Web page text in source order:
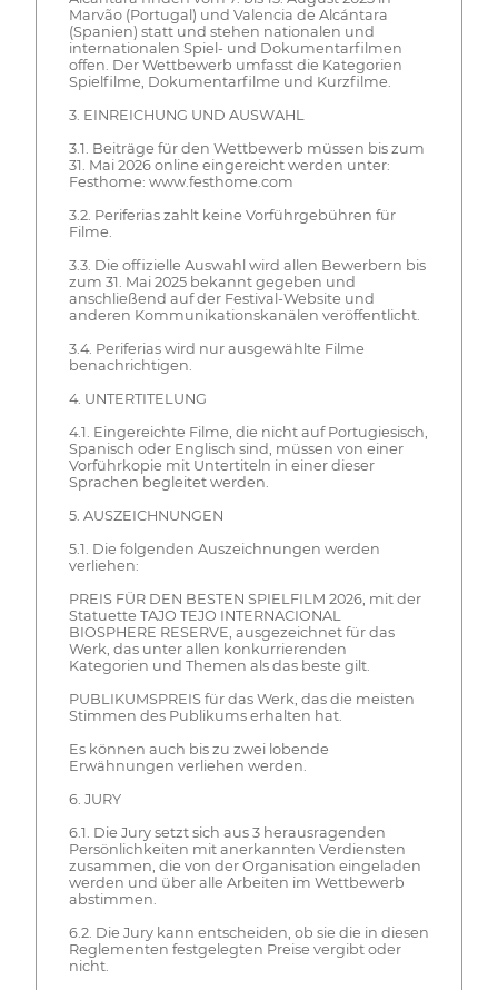
Marvão (Portugal) und Valencia de Alcántara
(Spanien) statt und stehen nationalen und
internationalen Spiel- und Dokumentarfilmen
offen. Der Wettbewerb umfasst die Kategorien
Spielfilme, Dokumentarfilme und Kurzfilme.
3. EINREICHUNG UND AUSWAHL
3.1. Beiträge für den Wettbewerb müssen bis zum
31. Mai 2026 online eingereicht werden unter:
Festhome: www.festhome.com
3.2. Periferias zahlt keine Vorführgebühren für
Filme.
3.3. Die offizielle Auswahl wird allen Bewerbern bis
zum 31. Mai 2025 bekannt gegeben und
anschließend auf der Festival-Website und
anderen Kommunikationskanälen veröffentlicht.
3.4. Periferias wird nur ausgewählte Filme
benachrichtigen.
4. UNTERTITELUNG
4.1. Eingereichte Filme, die nicht auf Portugiesisch,
Spanisch oder Englisch sind, müssen von einer
Vorführkopie mit Untertiteln in einer dieser
Sprachen begleitet werden.
5. AUSZEICHNUNGEN
5.1. Die folgenden Auszeichnungen werden
verliehen:
PREIS FÜR DEN BESTEN SPIELFILM 2026, mit der
Statuette TAJO TEJO INTERNACIONAL
BIOSPHERE RESERVE, ausgezeichnet für das
Werk, das unter allen konkurrierenden
Kategorien und Themen als das beste gilt.
PUBLIKUMSPREIS für das Werk, das die meisten
Stimmen des Publikums erhalten hat.
Es können auch bis zu zwei lobende
Erwähnungen verliehen werden.
6. JURY
6.1. Die Jury setzt sich aus 3 herausragenden
Persönlichkeiten mit anerkannten Verdiensten
zusammen, die von der Organisation eingeladen
werden und über alle Arbeiten im Wettbewerb
abstimmen.
6.2. Die Jury kann entscheiden, ob sie die in diesen
Reglementen festgelegten Preise vergibt oder
nicht.